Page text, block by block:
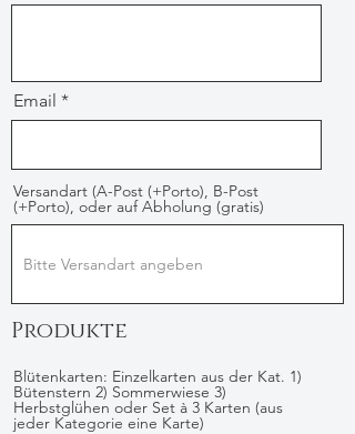
Email
Versandart (A-Post (+Porto), B-Post
(+Porto), oder auf Abholung (gratis)
Produkte
Blütenkarten: Einzelkarten aus der Kat. 1)
Bütenstern 2) Sommerwiese 3)
Herbstglühen oder Set à 3 Karten (aus
jeder Kategorie eine Karte)